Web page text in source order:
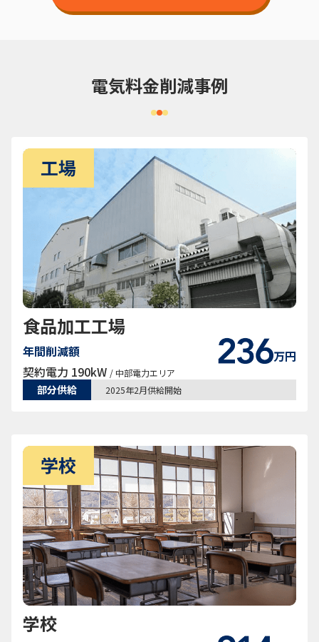
電気料金削減事例
食品加工工場
年間削減額
万円
契約電力 190kW / 中部電力エリア
部分供給 2025年2月供給開始
学校